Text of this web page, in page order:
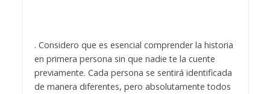
. Considero que es esencial comprender la historia
en primera persona sin que nadie te la cuente
previamente. Cada persona se sentirá identificada
de manera diferentes, pero absolutamente todos